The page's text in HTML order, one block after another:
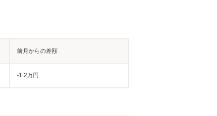
前月からの差額
-1.2万円